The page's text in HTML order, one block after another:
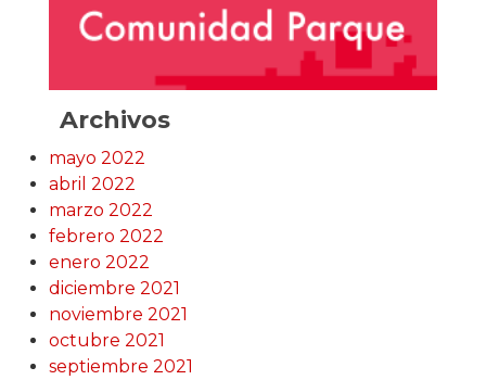
Archivos
mayo 2022
abril 2022
marzo 2022
febrero 2022
enero 2022
diciembre 2021
noviembre 2021
octubre 2021
septiembre 2021